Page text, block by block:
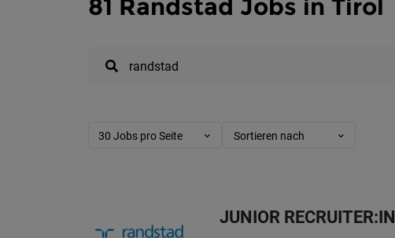
81 Randstad Jobs in Tirol
30 Jobs pro Seite Sortieren nach
JUNIOR RECRUITER:IN